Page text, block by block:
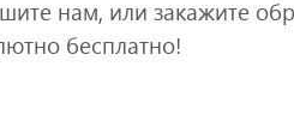
нам, или закажите
бесплатно!